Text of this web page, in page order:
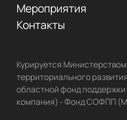
Мероприятия
Контакты
Курируется
территориального
областной фонд
компания) - Фонд СОФПП